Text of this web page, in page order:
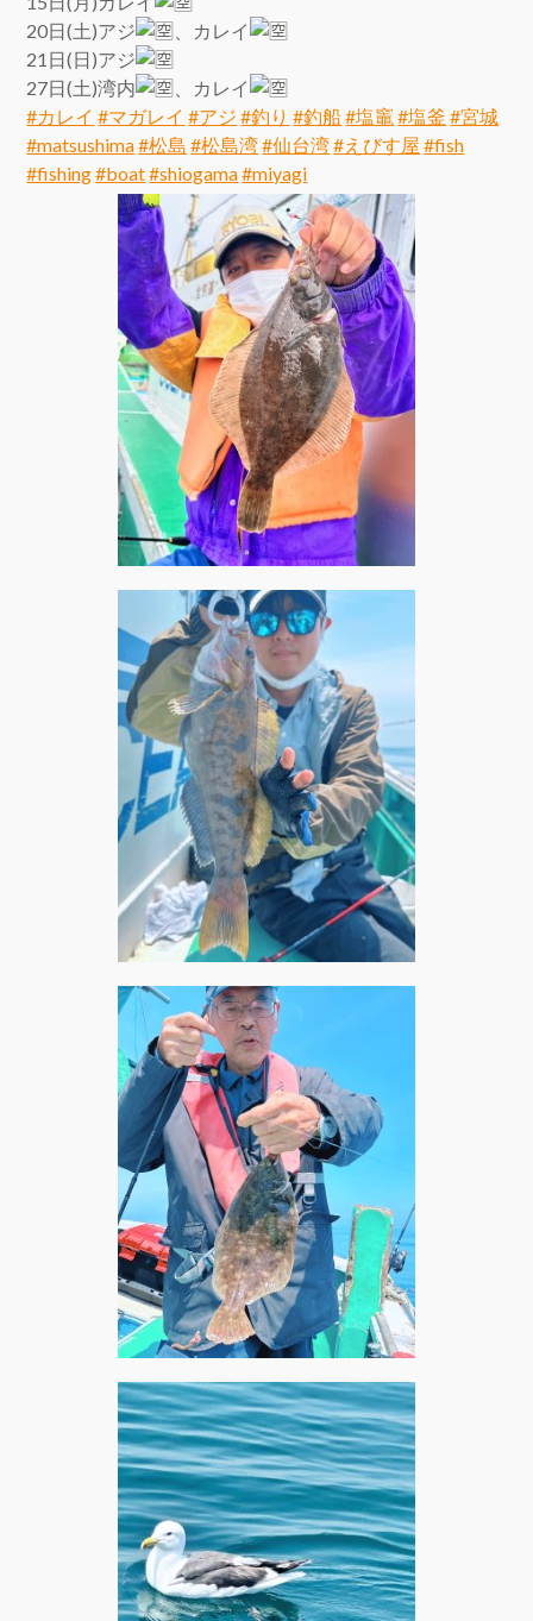
20日(土)アジ
、カレイ
21日(日)アジ
27日(土)湾内
、カレイ
#カレイ #マガレイ #アジ #釣り #釣船#塩竈 #塩釜 #宮城
#matsushima#松島 #松島湾#仙台湾#えびす屋 #fish
#fishing#boat#shiogama#miyagi